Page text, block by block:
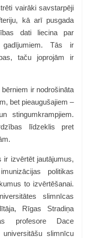
vairāki savstarpēji
kā arī pusgada
dati liecina par
Tās ir
taču joprojām ir
ir nodrošināta
bet pieaugušajiem –
stingumkrampjiem.
līdzeklis pret
izvērtēt jautājumus,
politikas
to izvērtēšanai.
slimnīcas
Rīgas Stradiņa
profesore Dace
slimnīcu